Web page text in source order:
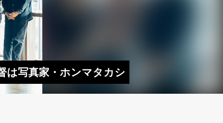
写真家・ホンマタカシ